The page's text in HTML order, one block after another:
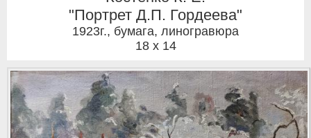
"Портрет Д.П. Гордеева"
1923г., бумага, линогравюра
18 x 14